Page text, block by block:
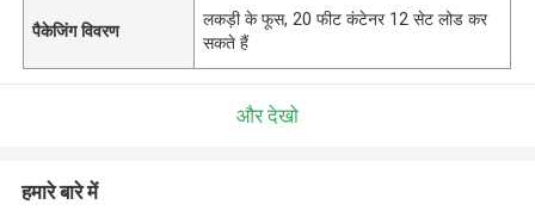
पैकेजिंग विवरण
लकड़ी के फूस, 20 फीट कंटेनर 12 सेट लोड कर
सकते हैं
और देखो
हमारे बारे में